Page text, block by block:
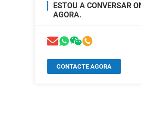
ESTOU A CONVERSAR
AGORA.
CONTACTE AGORA